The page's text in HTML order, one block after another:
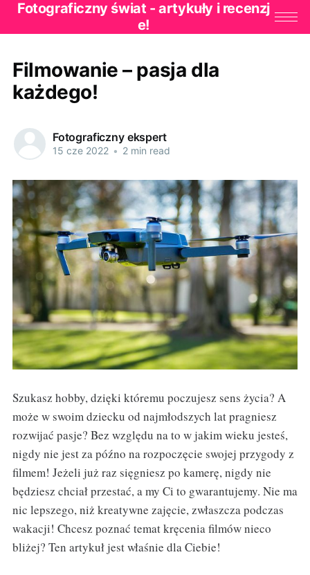
Fotograficzny świat - artykuły i recenzj
e!
Filmowanie – pasja dla
każdego!
Fotograficzny ekspert
15 cze 2022 • 2 min read
Szukasz hobby, dzięki któremu poczujesz sens życia? A
może w swoim dziecku od najmłodszych lat pragniesz
rozwijać pasje? Bez względu na to w jakim wieku jesteś,
nigdy nie jest za późno na rozpoczęcie swojej przygody z
filmem! Jeżeli już raz sięgniesz po kamerę, nigdy nie
będziesz chciał przestać, a my Ci to gwarantujemy. Nie ma
nic lepszego, niż kreatywne zajęcie, zwłaszcza podczas
wakacji! Chcesz poznać temat kręcenia filmów nieco
bliżej? Ten artykuł jest właśnie dla Ciebie!